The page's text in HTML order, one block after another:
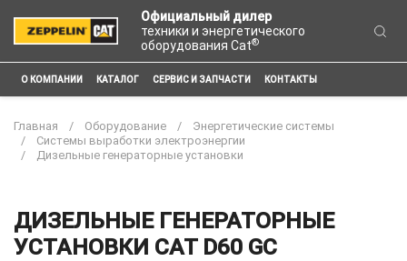
Официальный дилер
техники и энергетического
оборудования Cat®
О КОМПАНИИ КАТАЛОГ СЕРВИС И ЗАПЧАСТИ КОНТАКТЫ
Главная Оборудование
Энергетические системы
Системы выработки электроэнергии
Дизельные генераторные установки
ДИЗЕЛЬНЫЕ ГЕНЕРАТОРНЫЕ
УСТАНОВКИ CAT D60 GC